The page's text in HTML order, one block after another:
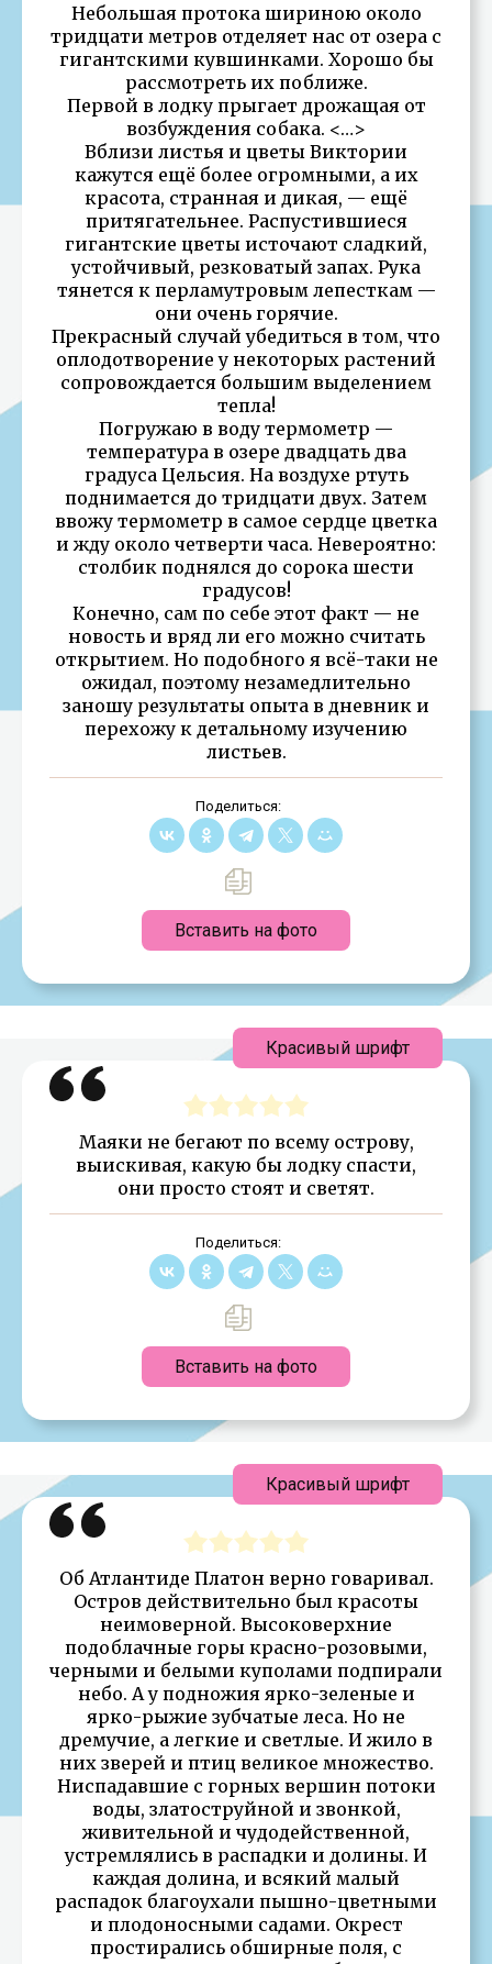
Небольшая протока шириною около
тридцати метров отделяет нас от озера с
гигантскими кувшинками. Хорошо бы
рассмотреть их поближе.
Первой в лодку прыгает дрожащая от
возбуждения собака. <…>
Вблизи листья и цветы Виктории
кажутся ещё более огромными, а их
красота, странная и дикая, — ещё
притягательнее. Распустившиеся
гигантские цветы источают сладкий,
устойчивый, резковатый запах. Рука
тянется к перламутровым лепесткам —
они очень горячие.
Прекрасный случай убедиться в том, что
оплодотворение у некоторых растений
сопровождается большим выделением
тепла!
Погружаю в воду термометр —
температура в озере двадцать два
градуса Цельсия. На воздухе ртуть
поднимается до тридцати двух. Затем
ввожу термометр в самое сердце цветка
и жду около четверти часа. Невероятно:
столбик поднялся до сорока шести
градусов!
Конечно, сам по себе этот факт — не
новость и вряд ли его можно считать
открытием. Но подобного я всё-таки не
ожидал, поэтому незамедлительно
заношу результаты опыта в дневник и
перехожу к детальному изучению
листьев.
Поделиться:
Вставить на фото
Маяки не бегают по всему острову,
выискивая, какую бы лодку спасти,
они просто стоят и светят.
Поделиться:
Вставить на фото
Красивый шрифт
Об Атлантиде Платон верно говаривал.
Остров действительно был красоты
неимоверной. Высоковерхние
подоблачные горы красно-розовыми,
черными и белыми куполами подпирали
небо. А у подножия ярко-зеленые и
ярко-рыжие зубчатые леса. Но не
дремучие, а легкие и светлые. И жило в
них зверей и птиц великое множество.
Ниспадавшие с горных вершин потоки
воды, златоструйной и звонкой,
живительной и чудодейственной,
устремлялись в распадки и долины. И
каждая долина, и всякий малый
распадок благоухали пышно-цветными
и плодоносными садами. Окрест
простирались обширные поля, с
Красивый шрифт